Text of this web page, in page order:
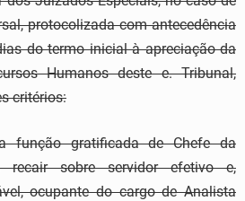
protocolizada com antecedência
do termo inicial à apreciação da
Humanos deste e. Tribunal,
critérios:
função gratificada de Chefe da
recair sobre servidor efetivo e,
ocupante do cargo de Analista